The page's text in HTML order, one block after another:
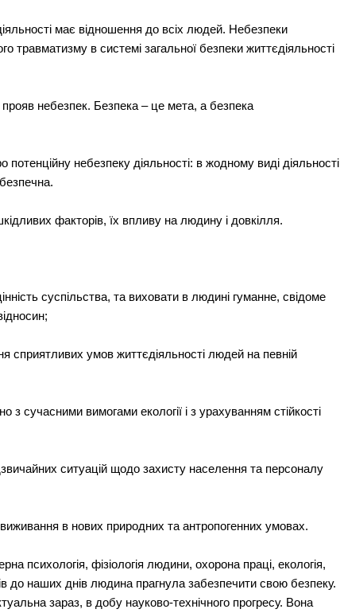
має відношення до всіх людей. Небезпеки
травматизму в системі загальної безпеки життєдіяльності
небезпек. Безпека – це мета, а безпека
небезпеку діяльності: в жодному виді діяльності
факторів, їх впливу на людину і довкілля.
суспільства, та виховати в людині гуманне, свідоме
сприятливих умов життєдіяльності людей на певній
з сучасними вимогами екології і з урахуванням стійкості
ситуацій щодо захисту населення та персоналу
в нових природних та антропогенних умовах.
психологія, фізіологія людини, охорона праці, екологія,
до наших днів людина прагнула забезпечити свою безпеку.
зараз, в добу науково-технічного прогресу. Вона